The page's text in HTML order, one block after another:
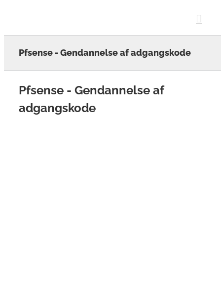
Pfsense - Gendannelse af adgangskode
Pfsense - Gendannelse af
adgangskode